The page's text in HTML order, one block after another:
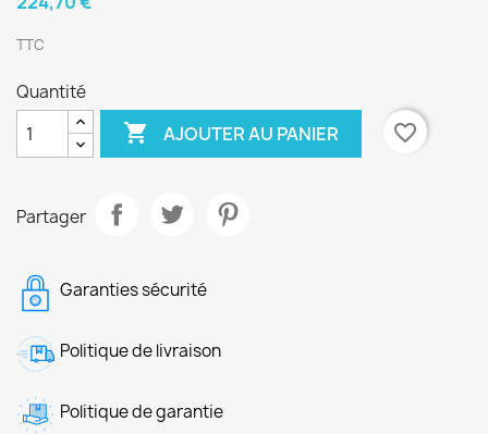
TTC
Quantité
 AJOUTER AU PANIER favorite_border
Partager
Garanties sécurité
Politique de livraison
Politique de garantie